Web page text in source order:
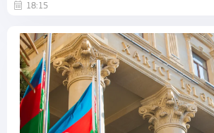
18:15